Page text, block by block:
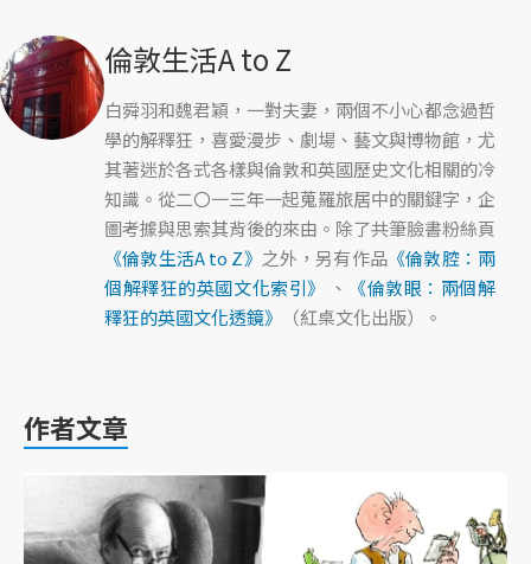
倫敦生活A to Z
白舜羽和魏君穎，一對夫妻，兩個不小心都念過哲
學的解釋狂，喜愛漫步、劇場、藝文與博物館，尤
其著迷於各式各樣與倫敦和英國歷史文化相關的冷
知識。從二〇一三年一起蒐羅旅居中的關鍵字，企
圖考據與思索其背後的來由。除了共筆臉書粉絲頁
《倫敦生活A to Z》 之外，另有作品 《倫敦腔：兩
個解釋狂的英國文化索引》
、
《倫敦眼：兩個解
釋狂的英國文化透鏡》
（紅桌文化出版）。
作者文章